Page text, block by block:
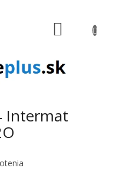
Intermat
z 5 hviezdičiek.